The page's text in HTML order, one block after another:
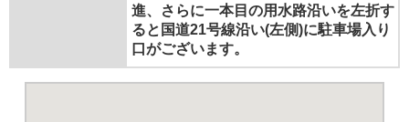
進、さらに一本目の用水路沿いを左折す
ると国道21号線沿い(左側)に駐車場入り
口がございます。